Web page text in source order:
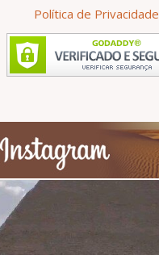
Política de Privacidade